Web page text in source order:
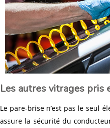
Les autres vitrages pris
Le pare-brise n’est pas le seul
assure la sécurité du